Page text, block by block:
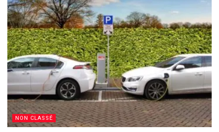
NON CLASSÉ